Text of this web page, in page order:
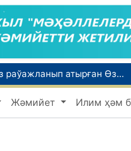
Қайта қамсызландырыў системасы тез раўажланып атырған Өзбекстан экономикасы ушын не береди?
Ташкент аўыр атлетика бойынша Азия чемпионатына таярланбақта
айлығы басланды
мийнети менен мақтанады
Жәмийет Илим ҳәм